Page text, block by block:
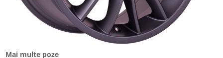
Mai multe poze